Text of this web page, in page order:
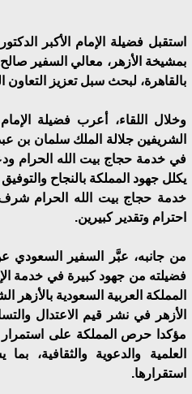
استقبل فضيلة الإمام الأكبر
بمشيخة الأزهر، معالي السفير
بالقاهرة، لبحث سبل تعزيز التعاون
وخلال اللقاء، أعرب فضيلة
الشريفين جلالة الملك سلمان بن
في خدمة حجاج بيت الله الحرام ودعم
يكلل جهود المملكة بالنجاح
خدمة حجاج بيت الله الحرام
احترام وتقدير كبيرين.
من جانبه، عبَّر السفير السعودي
فضيلته من جهود كبيرة في خدمة
المملكة العربية السعودية بالأزهر
الأزهر في نشر قيم الاعتدال
مؤكدا حرص المملكة على
العلمية والدعوية والثقافية،
استقرارها.